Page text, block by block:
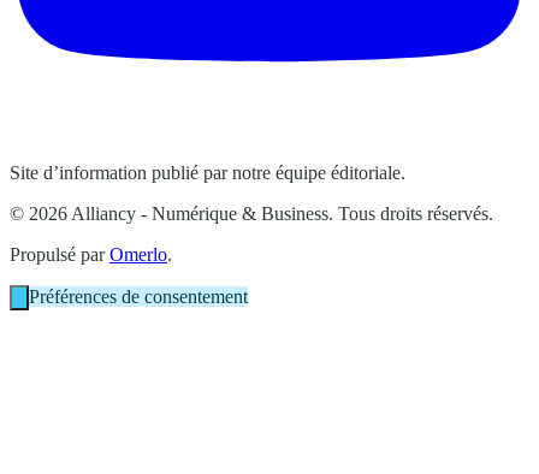
Site d’information publié par notre équipe éditoriale.
© 2026 Alliancy - Numérique & Business. Tous droits réservés.
Propulsé parOmerlo.
Préférences de consentement